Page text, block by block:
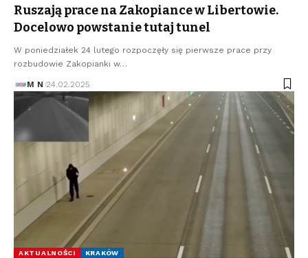
Ruszają prace na Zakopiance w Libertowie.
Docelowo powstanie tutaj tunel
W poniedziałek 24 lutego rozpoczęły się pierwsze prace przy
rozbudowie Zakopianki w…
M N 24.02.2025
AKTUALNOŚCI KRAKÓW